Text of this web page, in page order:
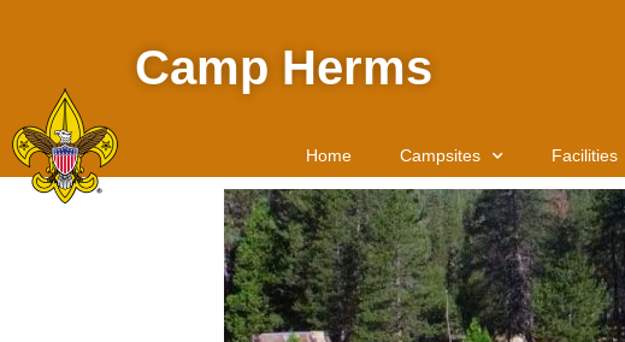
Camp Herms
Home Campsites Facilities